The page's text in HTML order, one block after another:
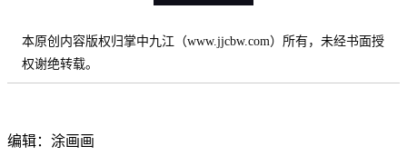
本原创内容版权归掌中九江（www.jjcbw.com）所有，未经书面授
权谢绝转载。
编辑：涂画画